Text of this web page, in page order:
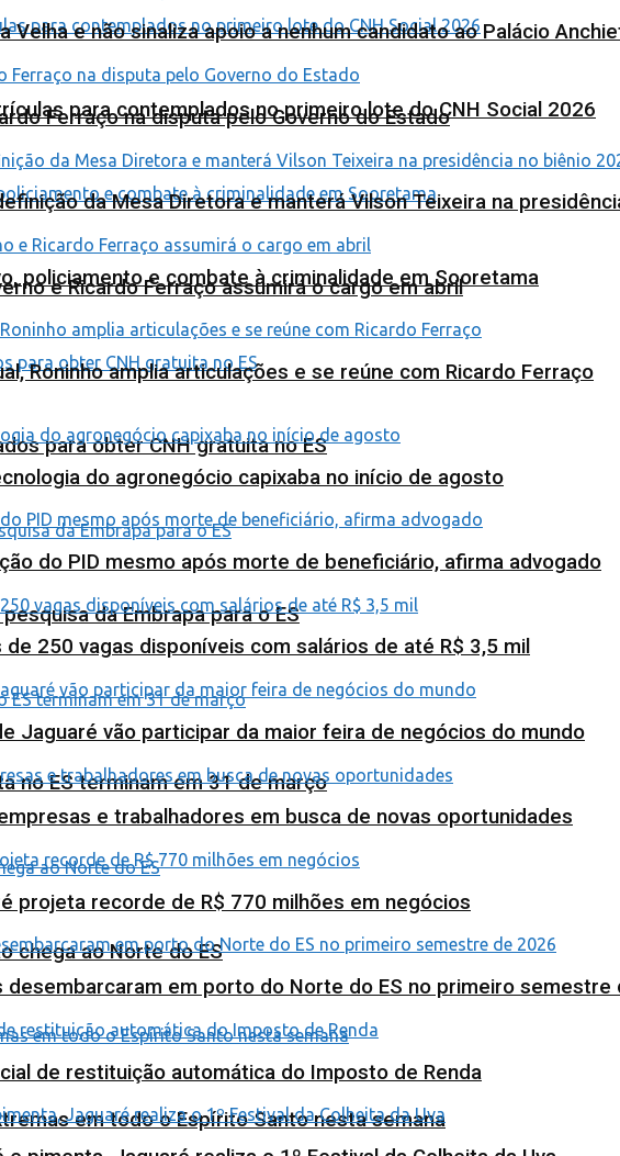
para contemplados no primeiro lote do CNH Social 2026
policiamento e combate à criminalidade em Sooretama
para obter CNH gratuita no ES
da Embrapa para o ES
no ES terminam em 31 de março
chega ao Norte do ES
em todo o Espírito Santo nesta semana
Velha e não sinaliza apoio a nenhum candidato ao Palácio
Ferraço na disputa pelo Governo do Estado
da Mesa Diretora e manterá Vilson Teixeira na
e Ricardo Ferraço assumirá o cargo em abril
Roninho amplia articulações e se reúne com Ricardo Ferraço
do agronegócio capixaba no início de agosto
do PID mesmo após morte de beneficiário, afirma advogado
250 vagas disponíveis com salários de até R$ 3,5 mil
Jaguaré vão participar da maior feira de negócios do mundo
e trabalhadores em busca de novas oportunidades
projeta recorde de R$ 770 milhões em negócios
em porto do Norte do ES no primeiro semestre
de restituição automática do Imposto de Renda